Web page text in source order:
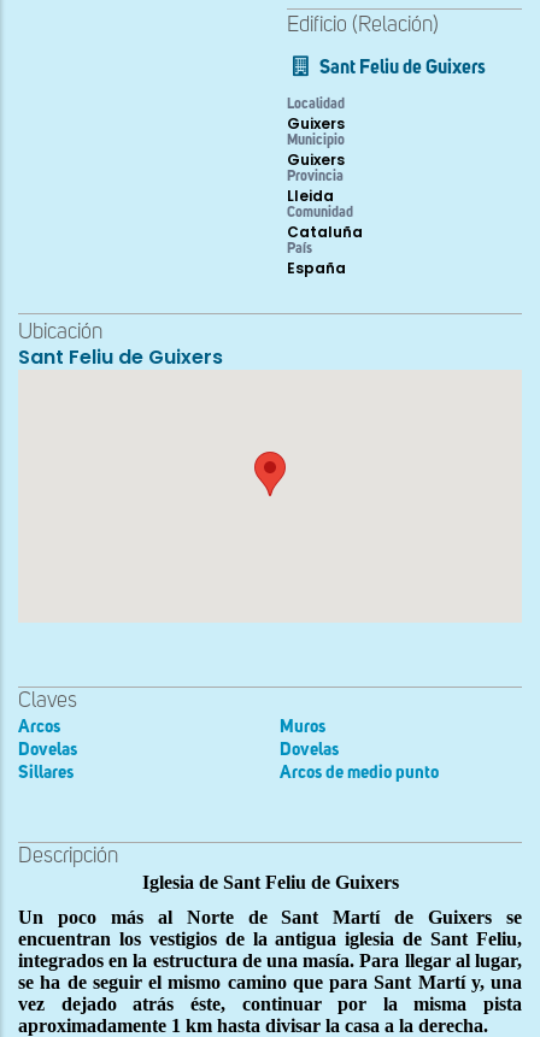
Edificio (Relación)
Sant Feliu de Guixers
Localidad
Guixers
Municipio
Guixers
Provincia
Lleida
Comunidad
Cataluña
País
España
Ubicación
Sant Feliu de Guixers
Claves
Arcos
Dovelas
Sillares
Muros
Dovelas
Arcos de medio punto
Descripción
Iglesia de Sant Feliu de Guixers
Un poco más al Norte de Sant Martí de Guixers se
encuentran los vestigios de la antigua iglesia de Sant Feliu,
integrados en la estructura de una masía. Para llegar al lugar,
se ha de seguir el mismo camino que para Sant Martí y, una
vez dejado atrás éste, continuar por la misma pista
aproximadamente 1 km hasta divisar la casa a la derecha.